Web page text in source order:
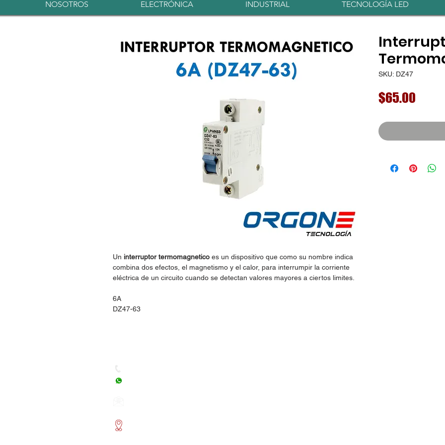
NOSOTROS ELECTRÓNICA INDUSTRIAL TECNOLOGÍA LED
Un interruptor termomagnetico es un dispositivo que como su nombre indica
combina dos efectos, el magnetismo y el calor, para interrumpir la corriente
eléctrica de un circuito cuando se detectan valores mayores a ciertos limites.
6A
DZ47-63
SKU: DZ47
$65.00